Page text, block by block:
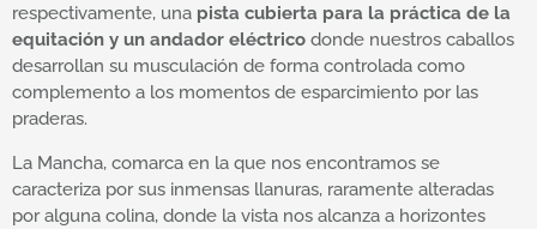
respectivamente, una pista cubierta para la práctica de la
equitación y un andador eléctrico donde nuestros caballos
desarrollan su musculación de forma controlada como
complemento a los momentos de esparcimiento por las
praderas.
La Mancha, comarca en la que nos encontramos se
caracteriza por sus inmensas llanuras, raramente alteradas
por alguna colina, donde la vista nos alcanza a horizontes